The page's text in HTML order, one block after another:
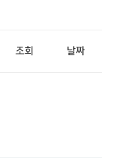
조회 날짜